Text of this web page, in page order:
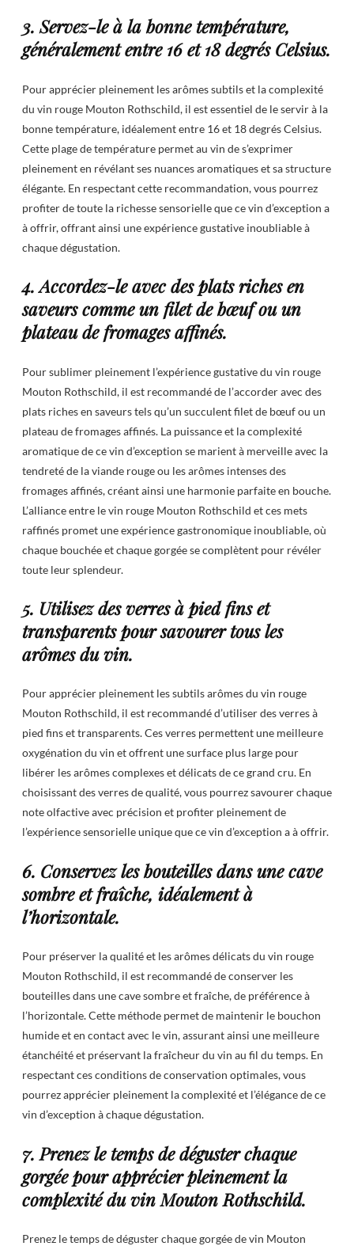
3. Servez-le à la bonne température,
généralement entre 16 et 18 degrés Celsius.
Pour apprécier pleinement les arômes subtils et la complexité
du vin rouge Mouton Rothschild, il est essentiel de le servir à la
bonne température, idéalement entre 16 et 18 degrés Celsius.
Cette plage de température permet au vin de s’exprimer
pleinement en révélant ses nuances aromatiques et sa structure
élégante. En respectant cette recommandation, vous pourrez
profiter de toute la richesse sensorielle que ce vin d’exception a
à offrir, offrant ainsi une expérience gustative inoubliable à
chaque dégustation.
4. Accordez-le avec des plats riches en
saveurs comme un filet de bœuf ou un
plateau de fromages affinés.
Pour sublimer pleinement l’expérience gustative du vin rouge
Mouton Rothschild, il est recommandé de l’accorder avec des
plats riches en saveurs tels qu’un succulent filet de bœuf ou un
plateau de fromages affinés. La puissance et la complexité
aromatique de ce vin d’exception se marient à merveille avec la
tendreté de la viande rouge ou les arômes intenses des
fromages affinés, créant ainsi une harmonie parfaite en bouche.
L’alliance entre le vin rouge Mouton Rothschild et ces mets
raffinés promet une expérience gastronomique inoubliable, où
chaque bouchée et chaque gorgée se complètent pour révéler
toute leur splendeur.
5. Utilisez des verres à pied fins et
transparents pour savourer tous les
arômes du vin.
Pour apprécier pleinement les subtils arômes du vin rouge
Mouton Rothschild, il est recommandé d’utiliser des verres à
pied fins et transparents. Ces verres permettent une meilleure
oxygénation du vin et offrent une surface plus large pour
libérer les arômes complexes et délicats de ce grand cru. En
choisissant des verres de qualité, vous pourrez savourer chaque
note olfactive avec précision et profiter pleinement de
l’expérience sensorielle unique que ce vin d’exception a à offrir.
6. Conservez les bouteilles dans une cave
sombre et fraîche, idéalement à
l’horizontale.
Pour préserver la qualité et les arômes délicats du vin rouge
Mouton Rothschild, il est recommandé de conserver les
bouteilles dans une cave sombre et fraîche, de préférence à
l’horizontale. Cette méthode permet de maintenir le bouchon
humide et en contact avec le vin, assurant ainsi une meilleure
étanchéité et préservant la fraîcheur du vin au fil du temps. En
respectant ces conditions de conservation optimales, vous
pourrez apprécier pleinement la complexité et l’élégance de ce
vin d’exception à chaque dégustation.
7. Prenez le temps de déguster chaque
gorgée pour apprécier pleinement la
complexité du vin Mouton Rothschild.
Prenez le temps de déguster chaque gorgée de vin Mouton